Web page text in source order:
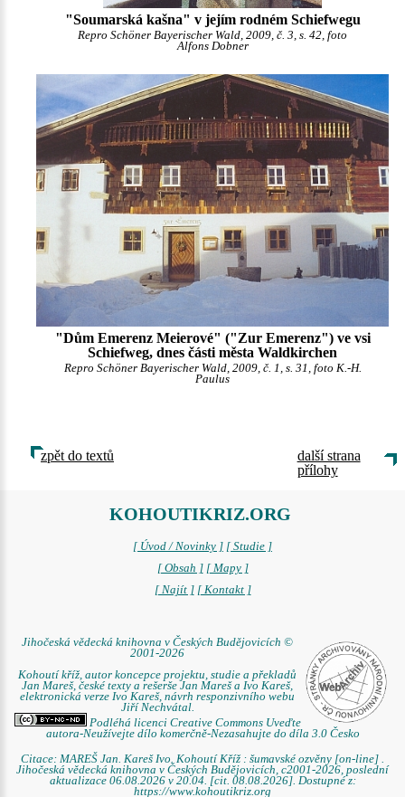
"Soumarská kašna" v jejím rodném Schiefwegu
Repro Schöner Bayerischer Wald, 2009, č. 3, s. 42, foto
Alfons Dobner
"Dům Emerenz Meierové" ("Zur Emerenz") ve vsi
Schiefweg, dnes části města Waldkirchen
Repro Schöner Bayerischer Wald, 2009, č. 1, s. 31, foto K.-H.
Paulus
zpět do textů
další strana
přílohy
KOHOUTIKRIZ.ORG
[ Úvod / Novinky ] [ Studie ]
[ Obsah ] [ Mapy ]
[ Najít ] [ Kontakt ]
Jihočeská vědecká knihovna v Českých Budějovicích ©
2001-2026
Kohoutí kříž, autor koncepce projektu, studie a překladů
Jan Mareš, české texty a rešerše Jan Mareš a Ivo Kareš,
elektronická verze Ivo Kareš, návrh responzivního webu
Jiří Nechvátal.
Podléhá licenci Creative Commons Uveďte
autora-Neužívejte dílo komerčně-Nezasahujte do díla 3.0 Česko
Citace: MAREŠ Jan. Kareš Ivo. Kohoutí Kříž : šumavské ozvěny [on-line] .
Jihočeská vědecká knihovna v Českých Budějovicích, c2001-2026, poslední
aktualizace 06.08.2026 v 20.04. [cit. 08.08.2026]. Dostupné z:
https://www.kohoutikriz.org